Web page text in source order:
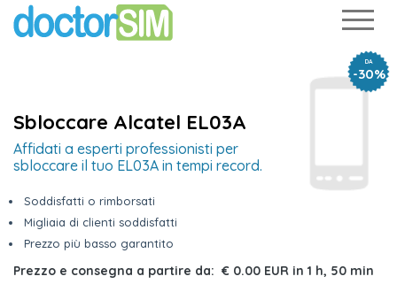
DA
-30%
Sbloccare Alcatel EL03A
Affidati a esperti professionisti per
sbloccare il tuo EL03A in tempi record.
Soddisfatti o rimborsati
Migliaia di clienti soddisfatti
Prezzo più basso garantito
Prezzo e consegna a partire da: € 0.00 EUR in 1 h, 50 min